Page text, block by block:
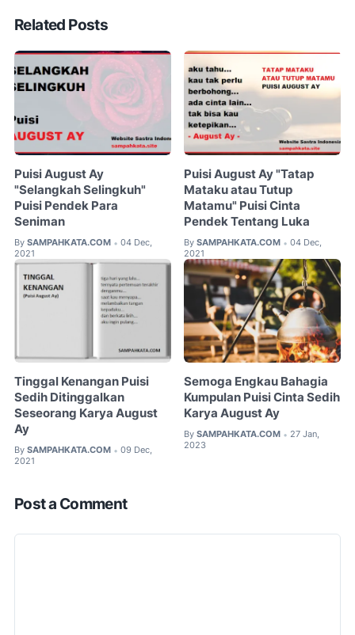
Related Posts
Puisi August Ay
"Selangkah Selingkuh"
Puisi Pendek Para
Seniman
By SAMPAHKATA.COM • 04 Dec,
2021
Puisi August Ay "Tatap
Mataku atau Tutup
Matamu" Puisi Cinta
Pendek Tentang Luka
By SAMPAHKATA.COM • 04 Dec,
2021
Tinggal Kenangan Puisi
Sedih Ditinggalkan
Seseorang Karya August
Ay
By SAMPAHKATA.COM • 09 Dec,
2021
Semoga Engkau Bahagia
Kumpulan Puisi Cinta Sedih
Karya August Ay
By SAMPAHKATA.COM • 27 Jan,
2023
Post a Comment